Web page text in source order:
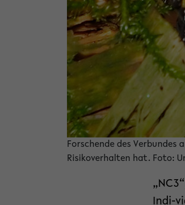
Forschende des Verbundes
Risikoverhalten hat. Foto:
Indi-